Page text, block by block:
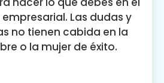
Las dudas y
no tienen cabida en la
o la mujer de éxito.